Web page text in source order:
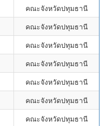
คณะจังหวัดปทุมธานี
คณะจังหวัดปทุมธานี
คณะจังหวัดปทุมธานี
คณะจังหวัดปทุมธานี
คณะจังหวัดปทุมธานี
คณะจังหวัดปทุมธานี
คณะจังหวัดปทุมธานี